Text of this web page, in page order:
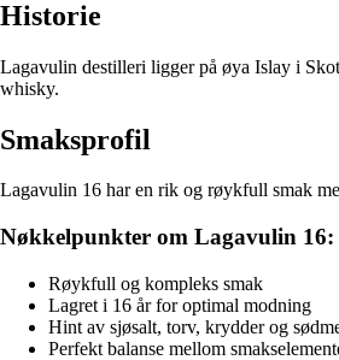
Historie
Lagavulin destilleri ligger på øya Islay i
whisky.
Smaksprofil
Lagavulin 16 har en rik og røykfull smak
Nøkkelpunkter om Lagavulin 16:
Røykfull og kompleks smak
Lagret i 16 år for optimal modning
Hint av sjøsalt, torv, krydder og
Perfekt balanse mellom